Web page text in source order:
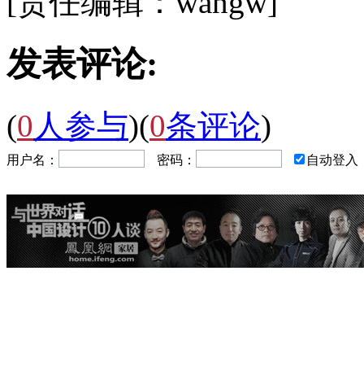
发表评论:
(0 人参与)(0条评论)
用户名： 密码： 自动登入